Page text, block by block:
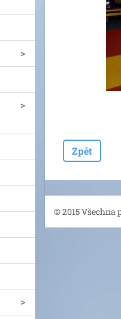
Zpět
© 2015 Všechna